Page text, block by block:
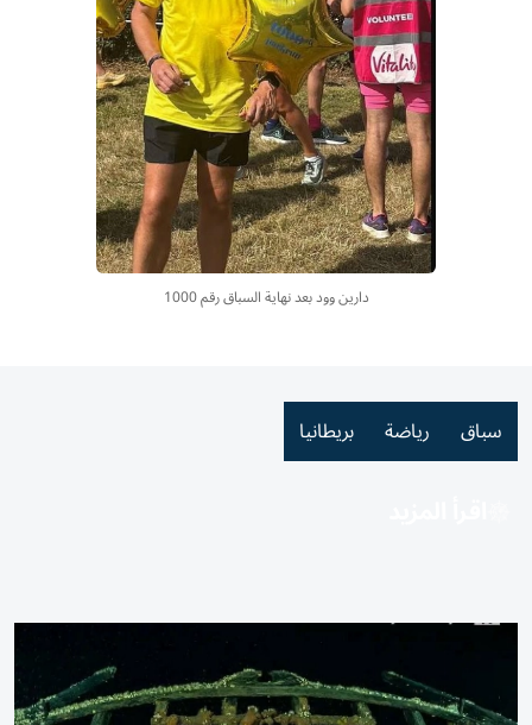
دارين وود بعد نهاية السباق رقم 1000
سباق رياضة بريطانيا